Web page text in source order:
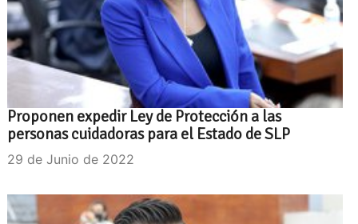
Proponen expedir Ley de Protección a las
personas cuidadoras para el Estado de SLP
29 de Junio de 2022